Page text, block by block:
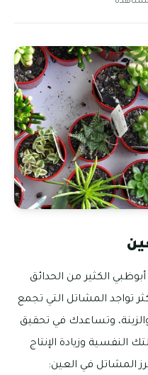
الكثير من الحدائق
تواجد المشاتل التي تجمع
والزينة، وتساعدك في تحقيق
النفسية وزيادة الإنتاج
المشاتل في العين: